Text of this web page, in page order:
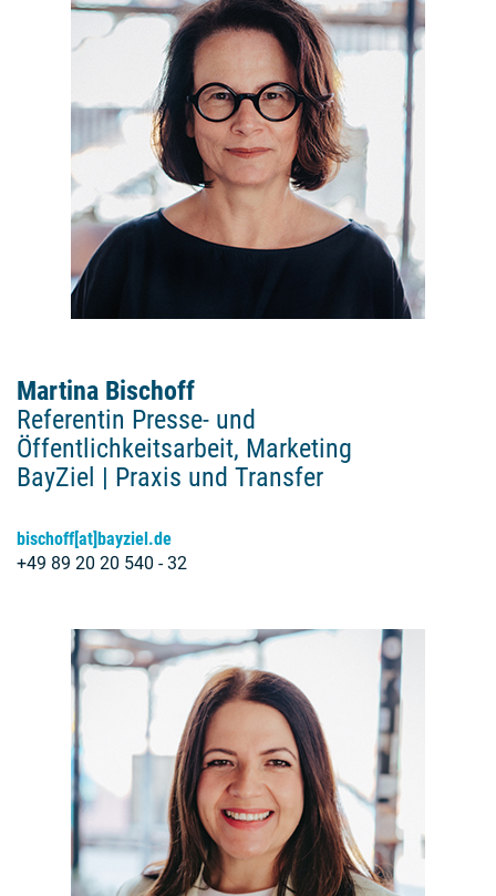
Martina Bischoff
Referentin Presse- und
Öffentlichkeitsarbeit, Marketing
BayZiel | Praxis und Transfer
bischoff[at]bayziel.de
+49 89 20 20 540 - 32